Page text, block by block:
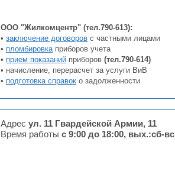
ООО "Жилкомцентр" (тел.790-613):
• заключение договоров с частными лицами
• пломбировкаприборов учета
• прием показаний приборов (тел.790-614)
• начисление, перерасчет за услуги ВиВ
• подготовка справок о задолженности
Адрес ул. 11 Гвардейской Армии, 11
Время работы с 9:00 до 18:00, вых.:сб-вс